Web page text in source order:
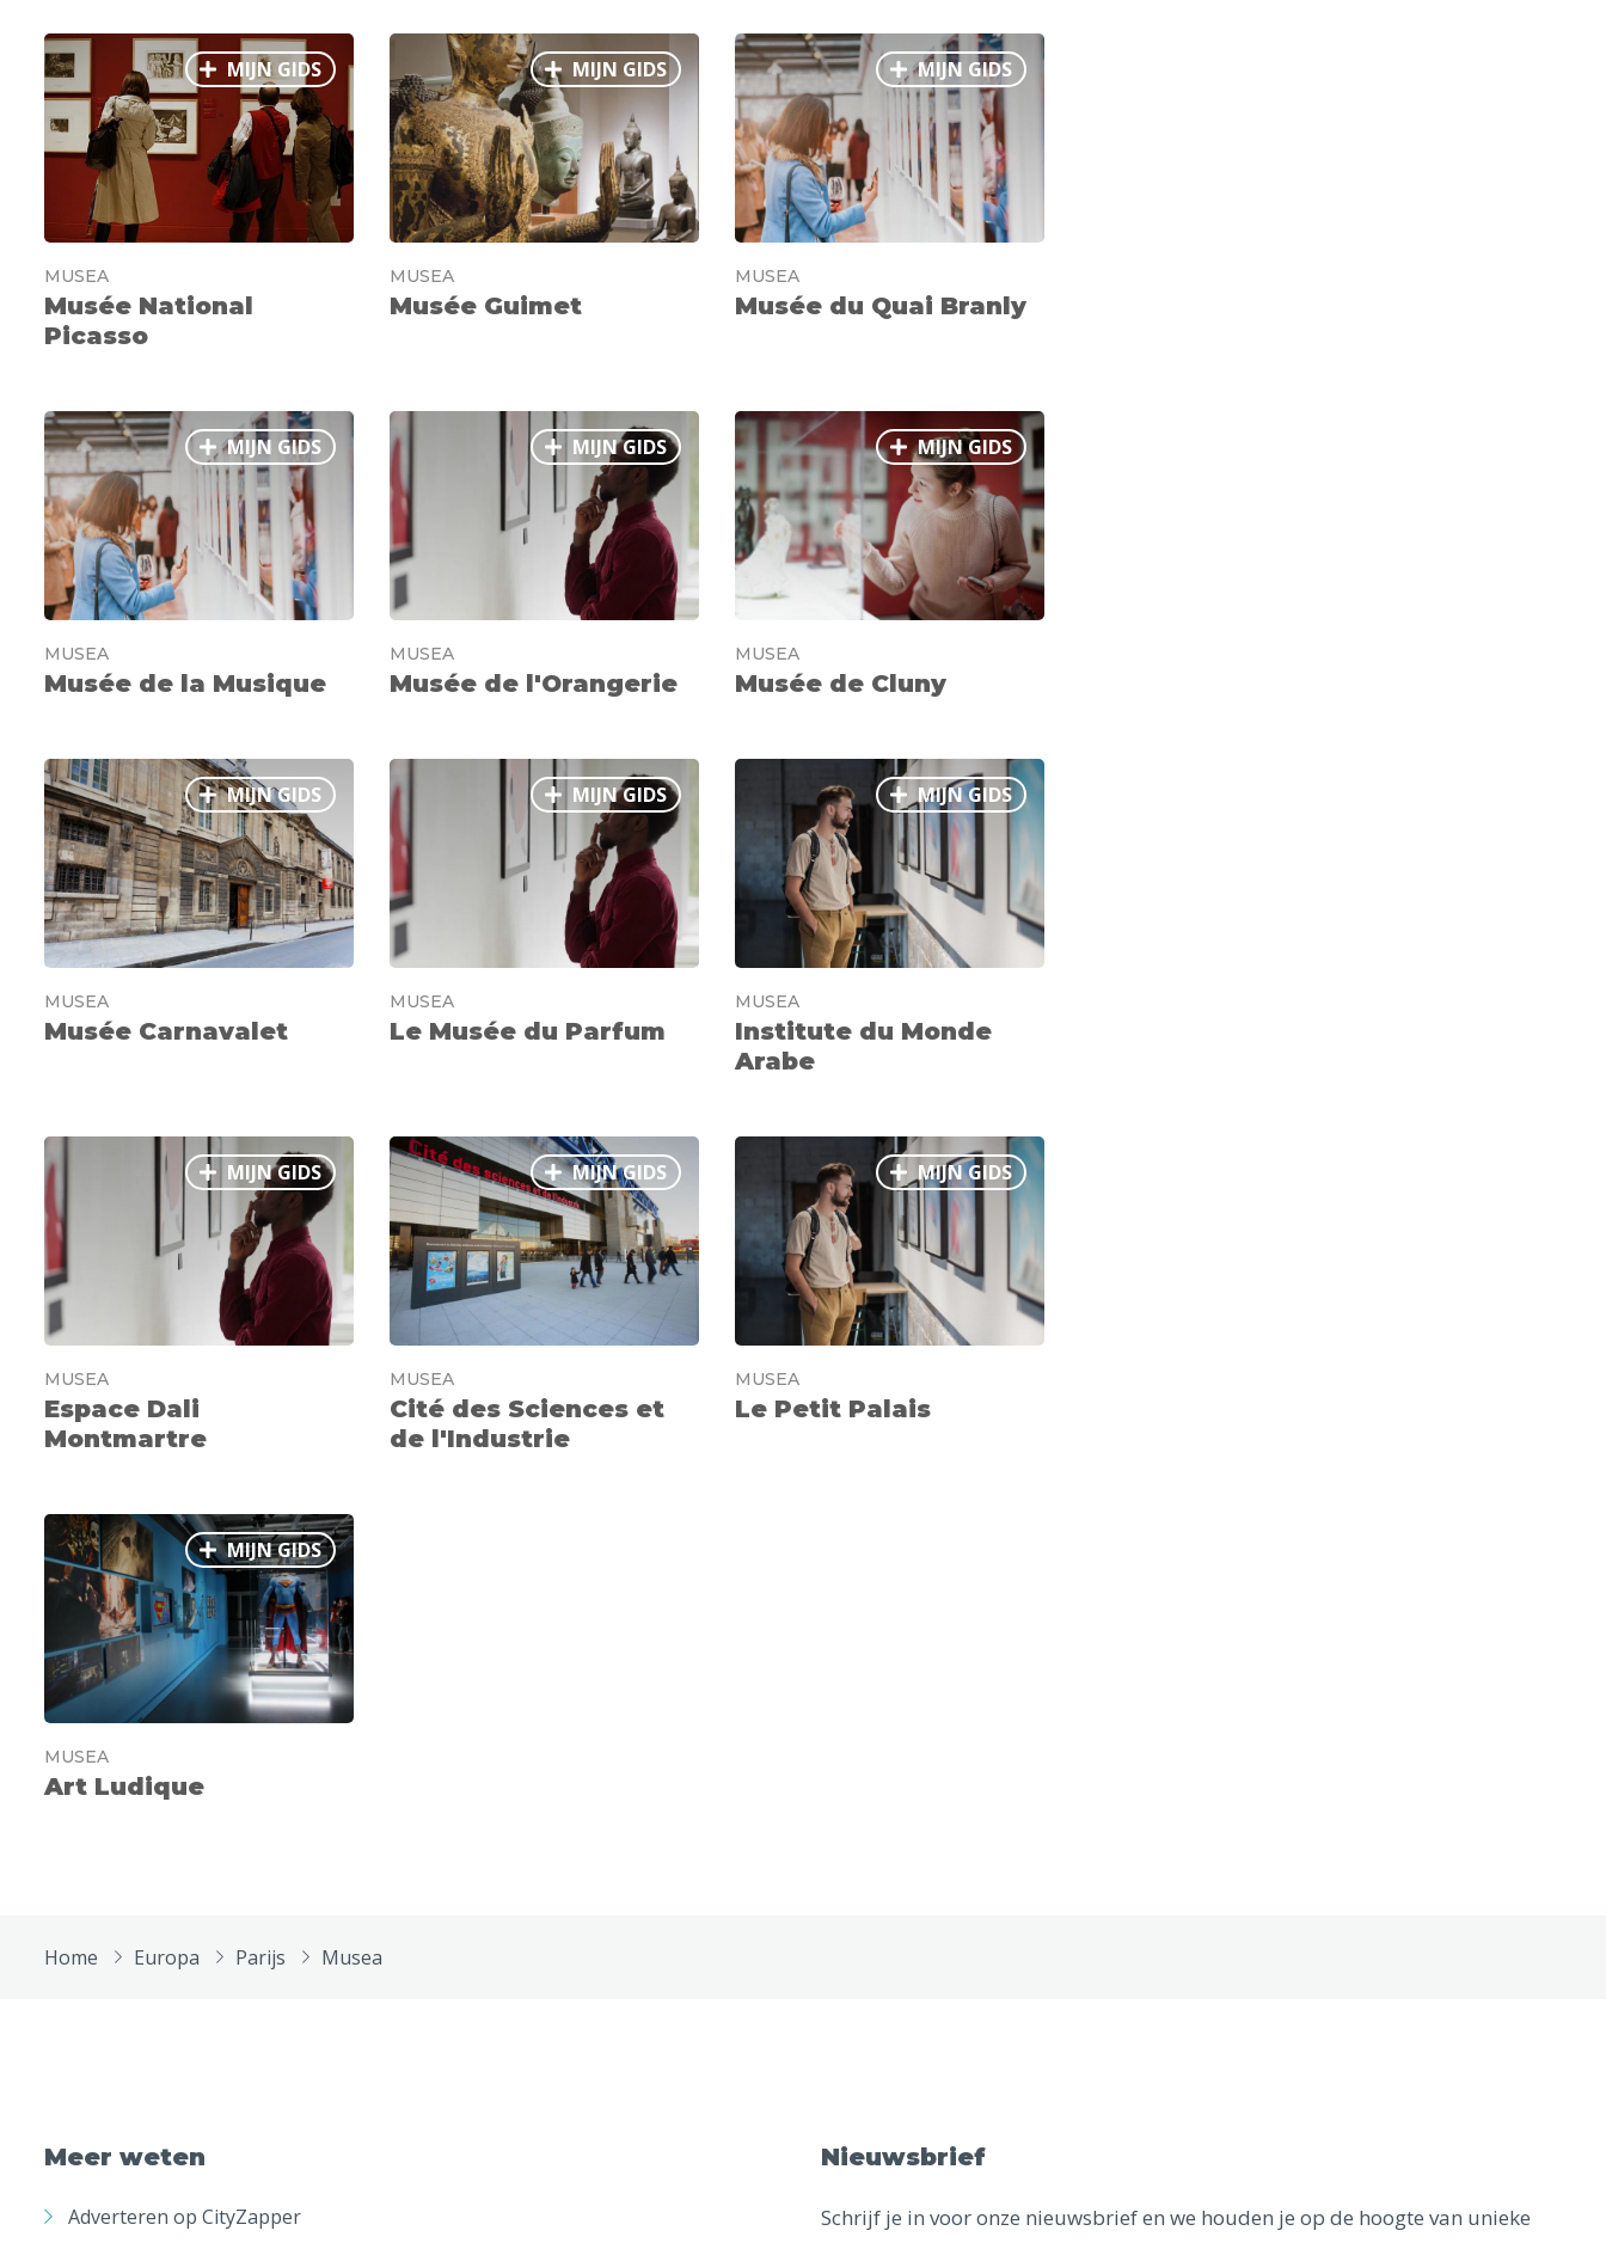
MIJN GIDS
MUSEA
Musée National
Picasso
MIJN GIDS
MUSEA
Musée Guimet
MIJN GIDS
MUSEA
Musée du Quai Branly
MIJN GIDS
MUSEA
Musée de la Musique
MIJN GIDS
MUSEA
Musée de l'Orangerie
MIJN GIDS
MUSEA
Musée de Cluny
MIJN GIDS
MUSEA
Musée Carnavalet
MIJN GIDS
MUSEA
Le Musée du Parfum
MIJN GIDS
MUSEA
Institute du Monde
Arabe
MIJN GIDS
MUSEA
Espace Dali
Montmartre
MIJN GIDS
MUSEA
Cité des Sciences et
de l'Industrie
MIJN GIDS
MUSEA
Le Petit Palais
MIJN GIDS
MUSEA
Art Ludique
Home Europa Parijs Musea
Meer weten
Adverteren op CityZapper
Nieuwsbrief
Schrijf je in voor onze nieuwsbrief en we houden je op de hoogte van unieke